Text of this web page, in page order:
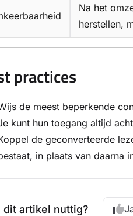
Na het
herstellen,
practices
de meest beperkende
kunt hun toegang altijd
de geconverteerde
in plaats van daarna
dit artikel nuttig?